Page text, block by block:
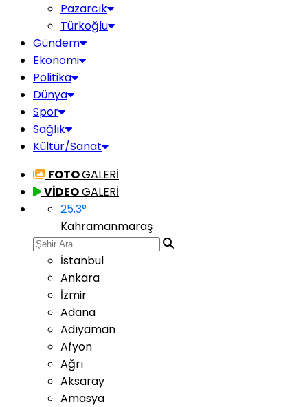
Pazarcık
Türkoğlu
Gündem
Ekonomi
Politika
Dünya
Spor
Sağlık
Kültür/Sanat
FOTOGALERİ
VİDEOGALERİ
25.3°
Kahramanmaraş
İstanbul
Ankara
İzmir
Adana
Adıyaman
Afyon
Ağrı
Aksaray
Amasya